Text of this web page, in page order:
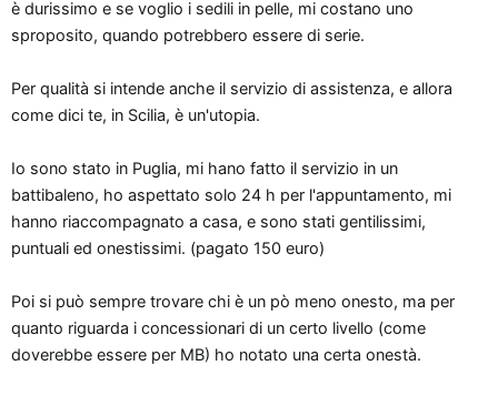
è durissimo e se voglio i sedili in pelle, mi costano uno
sproposito, quando potrebbero essere di serie.
Per qualità si intende anche il servizio di assistenza, e allora
come dici te, in Scilia, è un'utopia.
Io sono stato in Puglia, mi hano fatto il servizio in un
battibaleno, ho aspettato solo 24 h per l'appuntamento, mi
hanno riaccompagnato a casa, e sono stati gentilissimi,
puntuali ed onestissimi. (pagato 150 euro)
Poi si può sempre trovare chi è un pò meno onesto, ma per
quanto riguarda i concessionari di un certo livello (come
doverebbe essere per MB) ho notato una certa onestà.